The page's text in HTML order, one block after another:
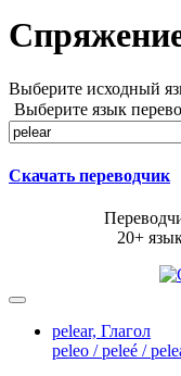
Выберите исходный
Выберите язык
Скачать переводчик
20+
pelear, Глагол
peleo / peleé /